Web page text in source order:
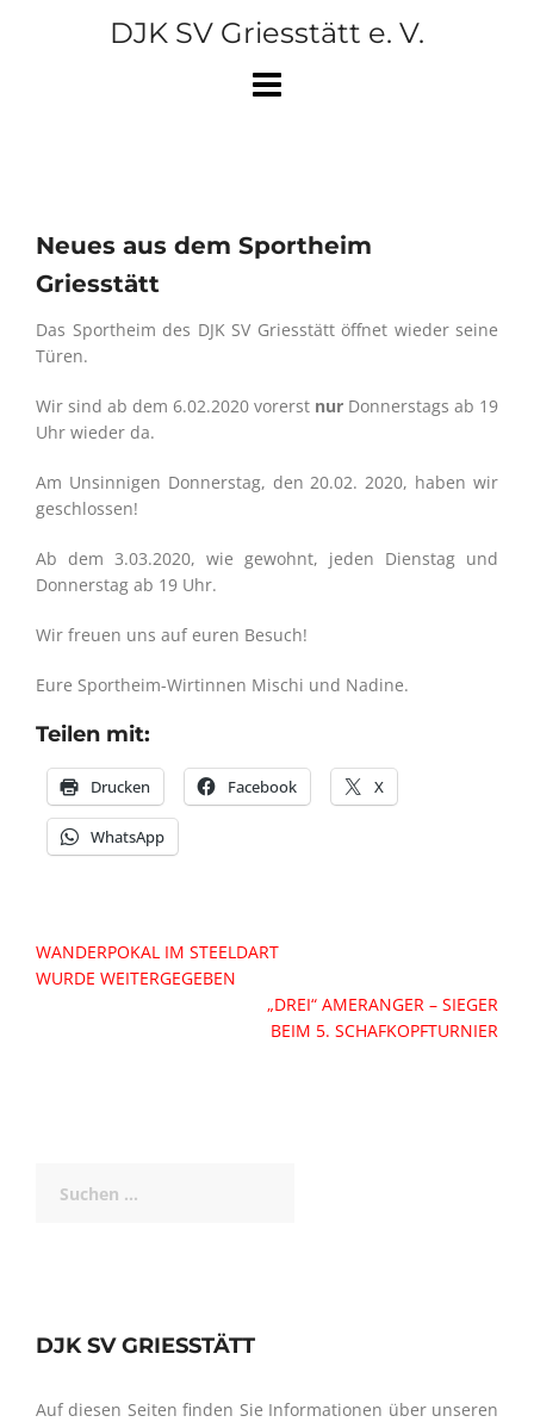
DJK SV Griesstätt e. V.
Neues aus dem Sportheim
Griesstätt
Das Sportheim des DJK SV Griesstätt öffnet wieder seine
Türen.
Wir sind ab dem 6.02.2020 vorerst nur Donnerstags ab 19
Uhr wieder da.
Am Unsinnigen Donnerstag, den 20.02. 2020, haben wir
geschlossen!
Ab dem 3.03.2020, wie gewohnt, jeden Dienstag und
Donnerstag ab 19 Uhr.
Wir freuen uns auf euren Besuch!
Eure Sportheim-Wirtinnen Mischi und Nadine.
Teilen mit:
Drucken Facebook X
WhatsApp
Beitragsnavigation
WANDERPOKAL IM STEELDART
WURDE WEITERGEGEBEN
„DREI“ AMERANGER – SIEGER
BEIM 5. SCHAFKOPFTURNIER
nach:
DJK SV GRIESSTÄTT
Auf diesen Seiten finden Sie Informationen über unseren